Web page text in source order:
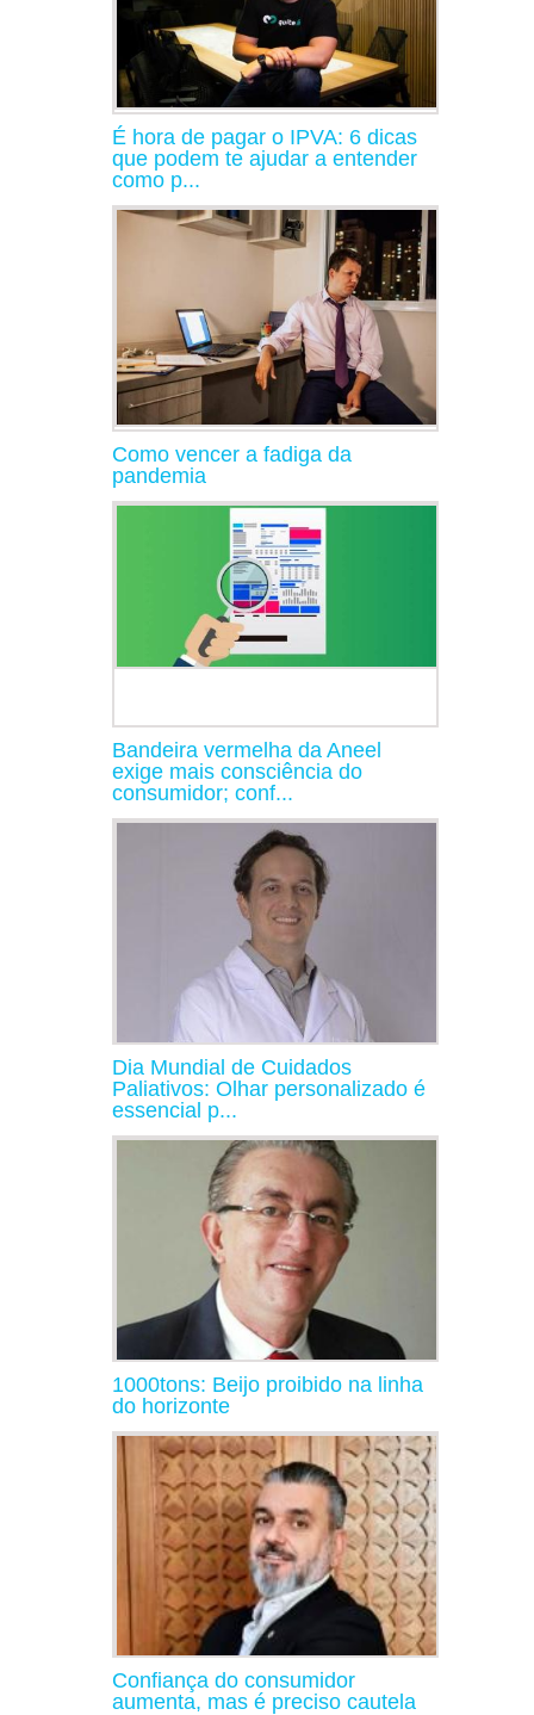
É hora de pagar o IPVA: 6 dicas
que podem te ajudar a entender
como p...
Como vencer a fadiga da
pandemia
Bandeira vermelha da Aneel
exige mais consciência do
consumidor; conf...
Dia Mundial de Cuidados
Paliativos: Olhar personalizado é
essencial p...
1000tons: Beijo proibido na linha
do horizonte
Confiança do consumidor
aumenta, mas é preciso cautela